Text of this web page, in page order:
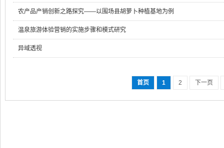
农产品产销创新之路探究——以围场县胡萝卜种植基地为例
温泉旅游体验营销的实施步骤和模式研究
异域透视
首页 1 2 下一页